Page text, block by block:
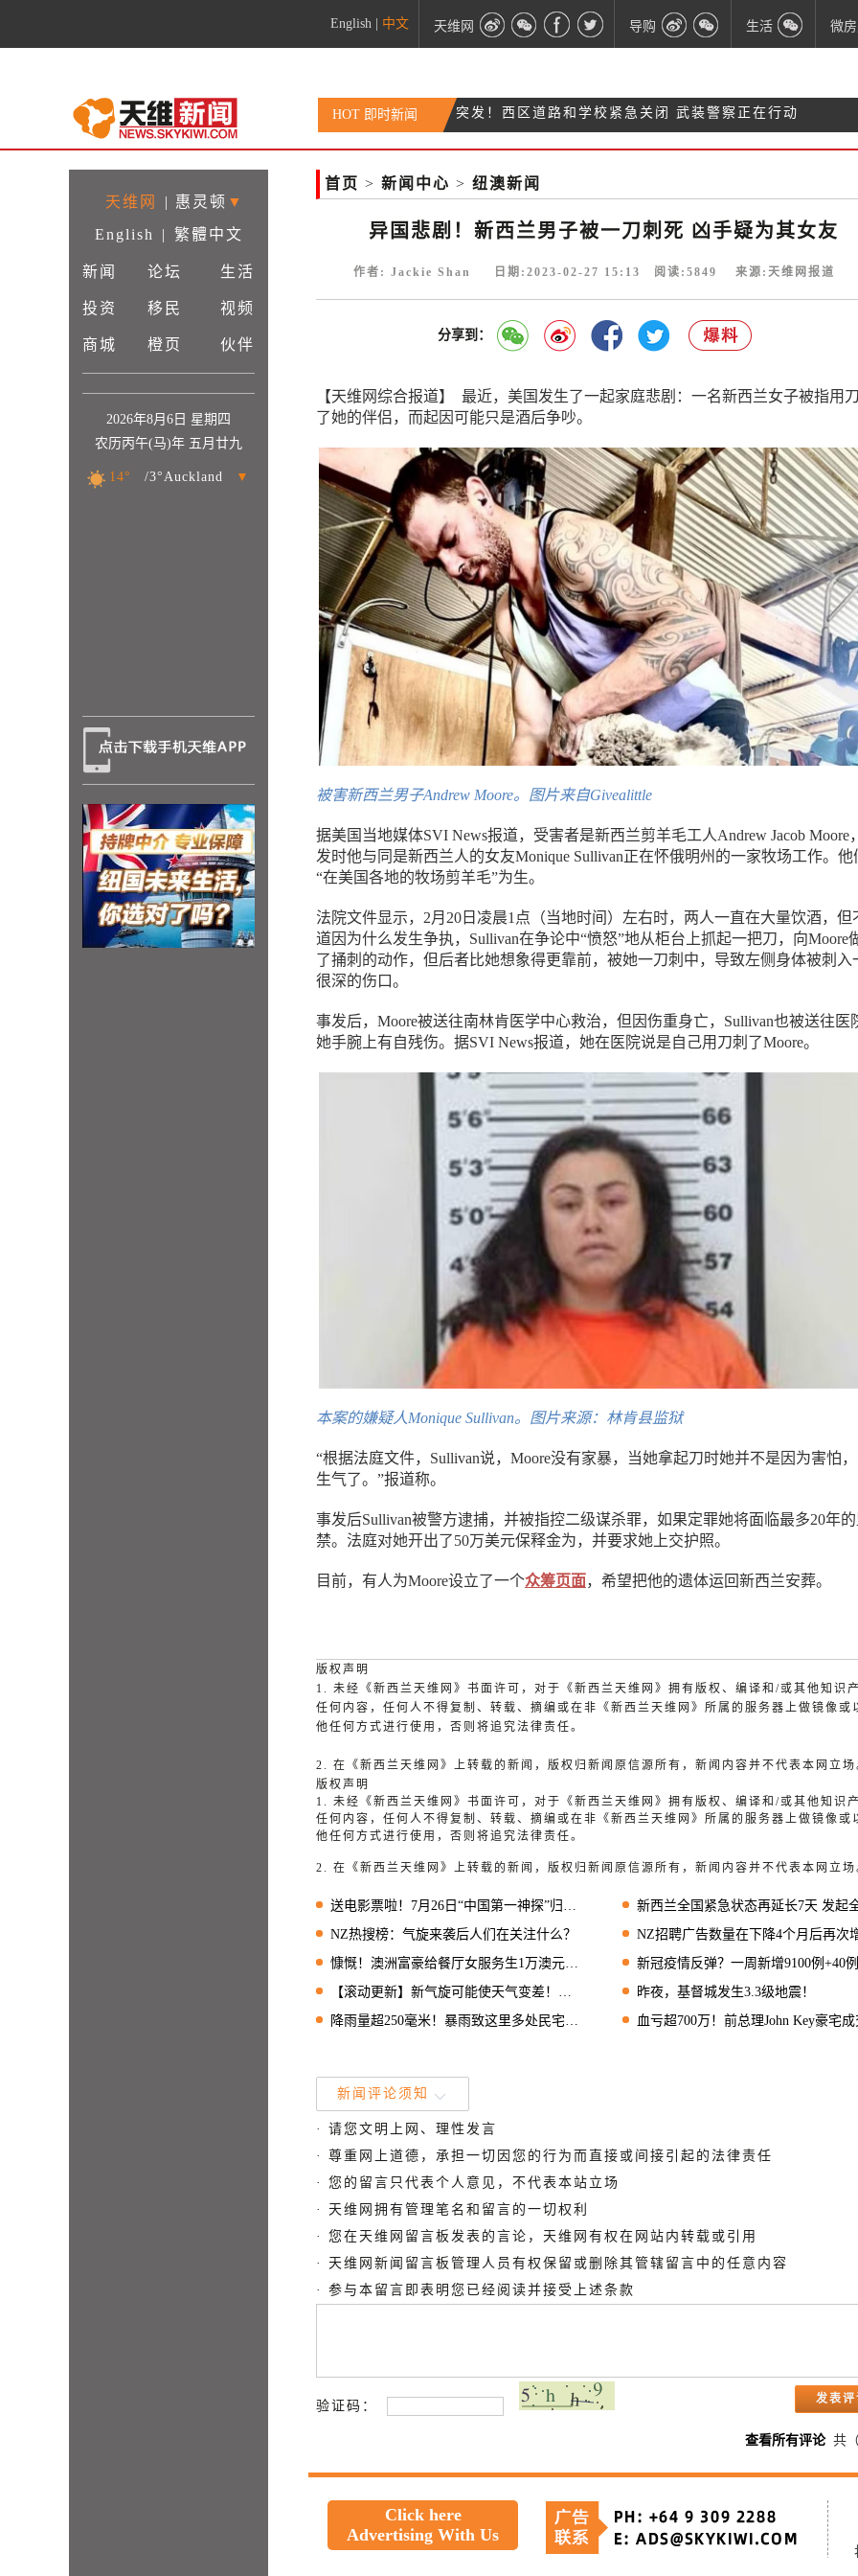
English 中文 天维网 导购 生活 微
HOT 即时新闻 国家党呼吁大改移民政策：立刻取消中位数工资变
化！
突发！西区道路和学校紧急关闭 武装警察正在行动
天维网 | 惠灵顿 ▼
English
| 繁體中文
新闻 论坛 生活
投资 移民 视频
商城 橙页 伙伴
2026年8月6日 星期四
农历丙午(马)年 五月廿九
14° /3°Auckland ▼
首页 > 新闻中心 > 纽澳新闻
异国悲剧！新西兰男子被一刀刺死 凶手疑为其女友
作者: Jackie Shan 日期:2023-02-27 15:13 阅读: 5849 来源:天维网报道
分享到：
【天维网综合报道】 最近，美国发生了一起家庭悲剧：一名新西兰女子被指用
了她的伴侣，而起因可能只是酒后争吵。
被害新西兰男子Andrew Moore。图片来自Givealittle
据美国当地媒体SVI News报道，受害者是新西兰剪羊毛工人Andrew Jacob Moore
发时他与同是新西兰人的女友Monique Sullivan正在怀俄明州的一家牧场工作。他
“在美国各地的牧场剪羊毛”为生。
法院文件显示，2月20日凌晨1点（当地时间）左右时，两人一直在大量饮酒，但
道因为什么发生争执，Sullivan在争论中“愤怒”地从柜台上抓起一把刀，向Moore
了捅刺的动作，但后者比她想象得更靠前，被她一刀刺中，导致左侧身体被刺入
很深的伤口。
事发后，Moore被送往南林肯医学中心救治，但因伤重身亡，Sullivan也被送往医
她手腕上有自残伤。据SVI News报道，她在医院说是自己用刀刺了Moore。
本案的嫌疑人Monique Sullivan。图片来源：林肯县监狱
“根据法庭文件，Sullivan说，Moore没有家暴，当她拿起刀时她并不是因为害怕
生气了。”报道称。
事发后Sullivan被警方逮捕，并被指控二级谋杀罪，如果定罪她将面临最多20年的
禁。法庭对她开出了50万美元保释金为，并要求她上交护照。
目前，有人为Moore设立了一个众筹页面，希望把他的遗体运回新西兰安葬。
版权声明
1. 未经《新西兰天维网》书面许可，对于《新西兰天维网》拥有版权、编译和/或其他知识
任何内容，任何人不得复制、转载、摘编或在非《新西兰天维网》所属的服务器上做镜像或
他任何方式进行使用，否则将追究法律责任。
2. 在《新西兰天维网》上转载的新闻，版权归新闻原信源所有，新闻内容并不代表本网立场
版权声明
1. 未经《新西兰天维网》书面许可，对于《新西兰天维网》拥有版权、编译和/或其他知识
任何内容，任何人不得复制、转载、摘编或在非《新西兰天维网》所属的服务器上做镜像或
他任何方式进行使用，否则将追究法律责任。
2. 在《新西兰天维网》上转载的新闻，版权归新闻原信源所有，新闻内容并不代表本网立场
送电影票啦！7月26日“中国第一神探”归来，超大屏幕IMAX实力诠释狄仁杰风采！
新西兰全国紧急状态再延长7天 发起全球
NZ热搜榜：气旋来袭后人们在关注什么？
NZ招聘广告数量在下降4个月后再次
慷慨！澳洲富豪给餐厅女服务生1万澳元小费
新冠疫情反弹？一周新增9100例+40例死亡
【滚动更新】新气旋可能使天气变差！暴雨致多处民宅被淹
昨夜，基督城发生3.3级地震！
降雨量超250毫米！暴雨致这里多处民宅被淹
血亏超700万！前总理John Key豪宅成交价公布：1630万纽
新闻评论须知
· 请您文明上网、理性发言
· 尊重网上道德，承担一切因您的行为而直接或间接引起的法律责任
· 您的留言只代表个人意见，不代表本站立场
· 天维网拥有管理笔名和留言的一切权利
· 您在天维网留言板发表的言论，天维网有权在网站内转载或引用
· 天维网新闻留言板管理人员有权保留或删除其管辖留言中的任意内容
· 参与本留言即表明您已经阅读并接受上述条款
验证码：
查看所有评论共（
Click here
Advertising With Us